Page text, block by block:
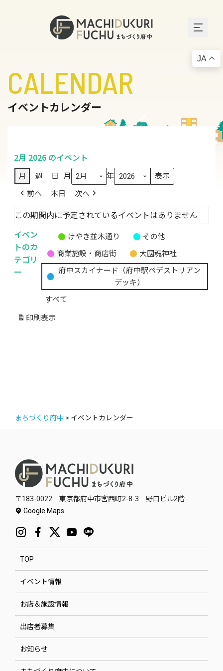
CALENDAR
イベントカレンダー
2月 2026 のイベント
月 週 日 月 年
前へ 本日 次へ
この期間内に予定されているイベントはありません
イベン
トのカ
テゴリ
ー
題
の
カ
テ
ゴ
リ
けやき並木通り
その他
商業施設・商店街
大國魂神社
府中スカイナード（府中駅ペデストリアン
デッキ）
すべて
印刷 表示
まちづくり府中 > イベントカレンダー
〒183-0022 東京都府中市宮西町2-8-3 野口ビル2階
Google Maps
TOP
イベント情報
お店＆施設情報
出店者募集
お知らせ
JA